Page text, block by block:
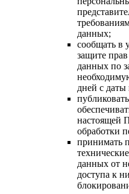
данных;
сообщать в
защите
данных по
дней с даты
настоящей
обработки
принимать
данных от
доступа к